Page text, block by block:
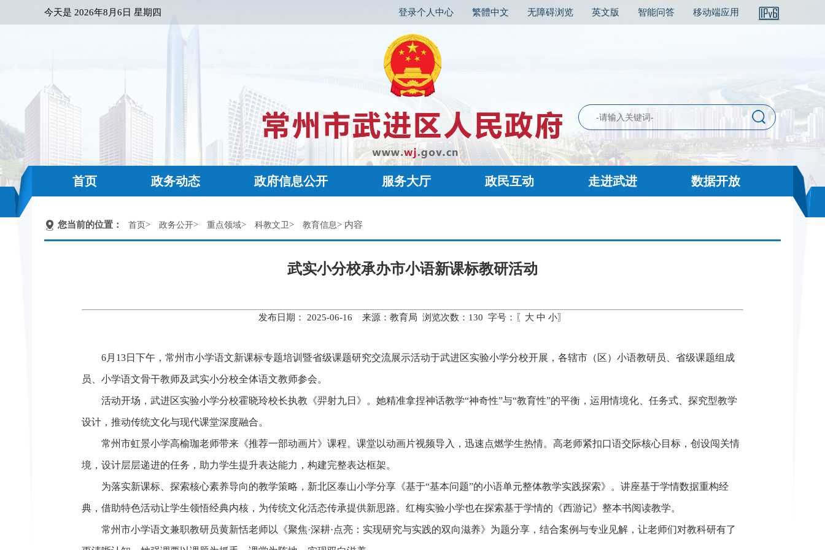
今天是 2026年8月6日 星期四 登录个人中心 繁體中文 无障碍浏览 英文版 智能问答 移动端应用
首页 政务动态 政府信息公开 服务大厅 政民互动 走进武进 数据开放
您当前的位置： 首页> 政务公开> 重点领域> 科教文卫> 教育信息> 内容
武实小分校承办市小语新课标教研活动
发布日期： 2025-06-16 来源：教育局 浏览次数： 130 字号：〖 大 中 小〗
6月13日下午，常州市小学语文新课标专题培训暨省级课题研究交流展示活动于武进区实验小学分校开展，各辖市（区）小语教研员、省级课题组成
员、小学语文骨干教师及武实小分校全体语文教师参会。
活动开场，武进区实验小学分校霍晓玲校长执教《羿射九日》。她精准拿捏神话教学“神奇性”与“教育性”的平衡，运用情境化、任务式、探究型教学
设计，推动传统文化与现代课堂深度融合。
常州市虹景小学高榆珈老师带来《推荐一部动画片》课程。课堂以动画片视频导入，迅速点燃学生热情。高老师紧扣口语交际核心目标，创设闯关情
境，设计层层递进的任务，助力学生提升表达能力，构建完整表达框架。
为落实新课标、探索核心素养导向的教学策略，新北区泰山小学分享《基于“基本问题”的小语单元整体教学实践探索》。讲座基于学情数据重构经
典，借助特色活动让学生领悟经典内核，为传统文化活态传承提供新思路。红梅实验小学也在探索基于学情的《西游记》整本书阅读教学。
常州市小学语文兼职教研员黄新恬老师以《聚焦·深耕·点亮：实现研究与实践的双向滋养》为题分享，结合案例与专业见解，让老师们对教科研有了